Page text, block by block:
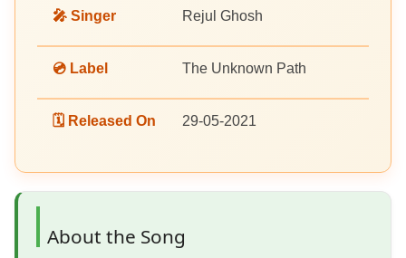
🎤 Singer Rejul Ghosh
💿 Label The Unknown Path
🗓️ Released On 29-05-2021
About the Song